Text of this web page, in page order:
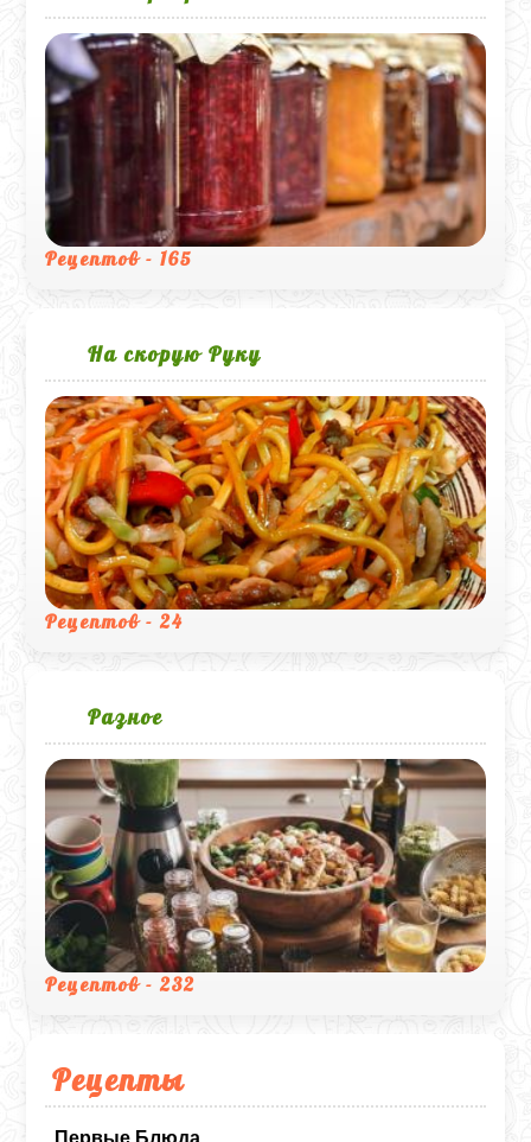
Рецепты
Первые Блюда
Рецептов - 165
На скорую Руку
Рецептов - 24
Разное
Рецептов - 232